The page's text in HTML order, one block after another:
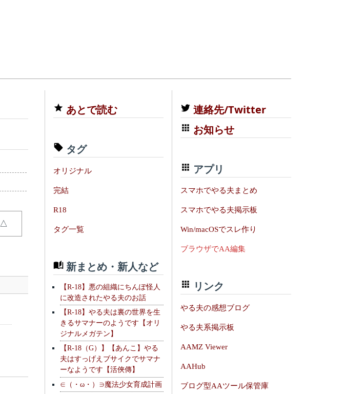
△
あとで読む
タグ
オリジナル
完結
R18
タグ一覧
新まとめ・新人など
【R-18】悪の組織にちんぽ怪人
に改造されたやる夫のお話
【R-18】やる夫は裏の世界を生
きるサマナーのようです【オリ
ジナルメガテン】
【R-18（G）】【あんこ】やる
夫はすっげえブサイクでサマナ
ーなようです【活俠傳】
∈（・ω・）∋魔法少女育成計画
連絡先/Twitter
お知らせ
アプリ
スマホでやる夫まとめ
スマホでやる夫掲示板
Win/macOSでスレ作り
ブラウザでAA編集
リンク
やる夫の感想ブログ
やる夫系掲示板
AAMZ Viewer
AAHub
ブログ型AAツール保管庫